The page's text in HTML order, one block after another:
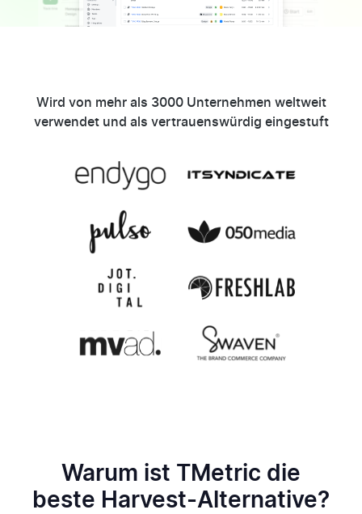
Wird von mehr als 3000 Unternehmen weltweit
verwendet und als vertrauenswürdig eingestuft
Warum ist TMetric die
beste Harvest-Alternative?